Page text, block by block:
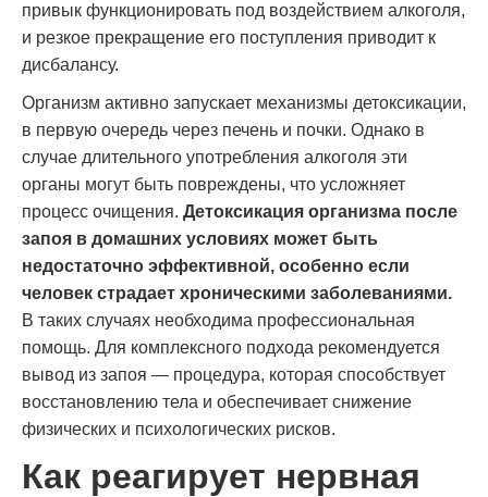
привык функционировать под воздействием алкоголя,
и резкое прекращение его поступления приводит к
дисбалансу.
Организм активно запускает механизмы детоксикации,
в первую очередь через печень и почки. Однако в
случае длительного употребления алкоголя эти
органы могут быть повреждены, что усложняет
процесс очищения. Детоксикация организма после
запоя в домашних условиях может быть
недостаточно эффективной, особенно если
человек страдает хроническими заболеваниями.
В таких случаях необходима профессиональная
помощь. Для комплексного подхода рекомендуется
вывод из запоя — процедура, которая способствует
восстановлению тела и обеспечивает снижение
физических и психологических рисков.
Как реагирует нервная